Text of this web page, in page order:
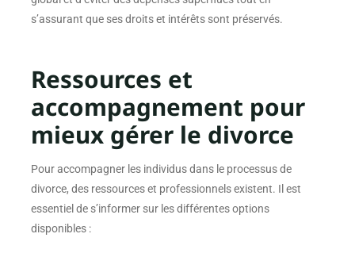
s’assurant que ses droits et intérêts sont préservés.
Ressources et
accompagnement pour
mieux gérer le divorce
Pour accompagner les individus dans le processus de
divorce, des ressources et professionnels existent. Il est
essentiel de s’informer sur les différentes options
disponibles :